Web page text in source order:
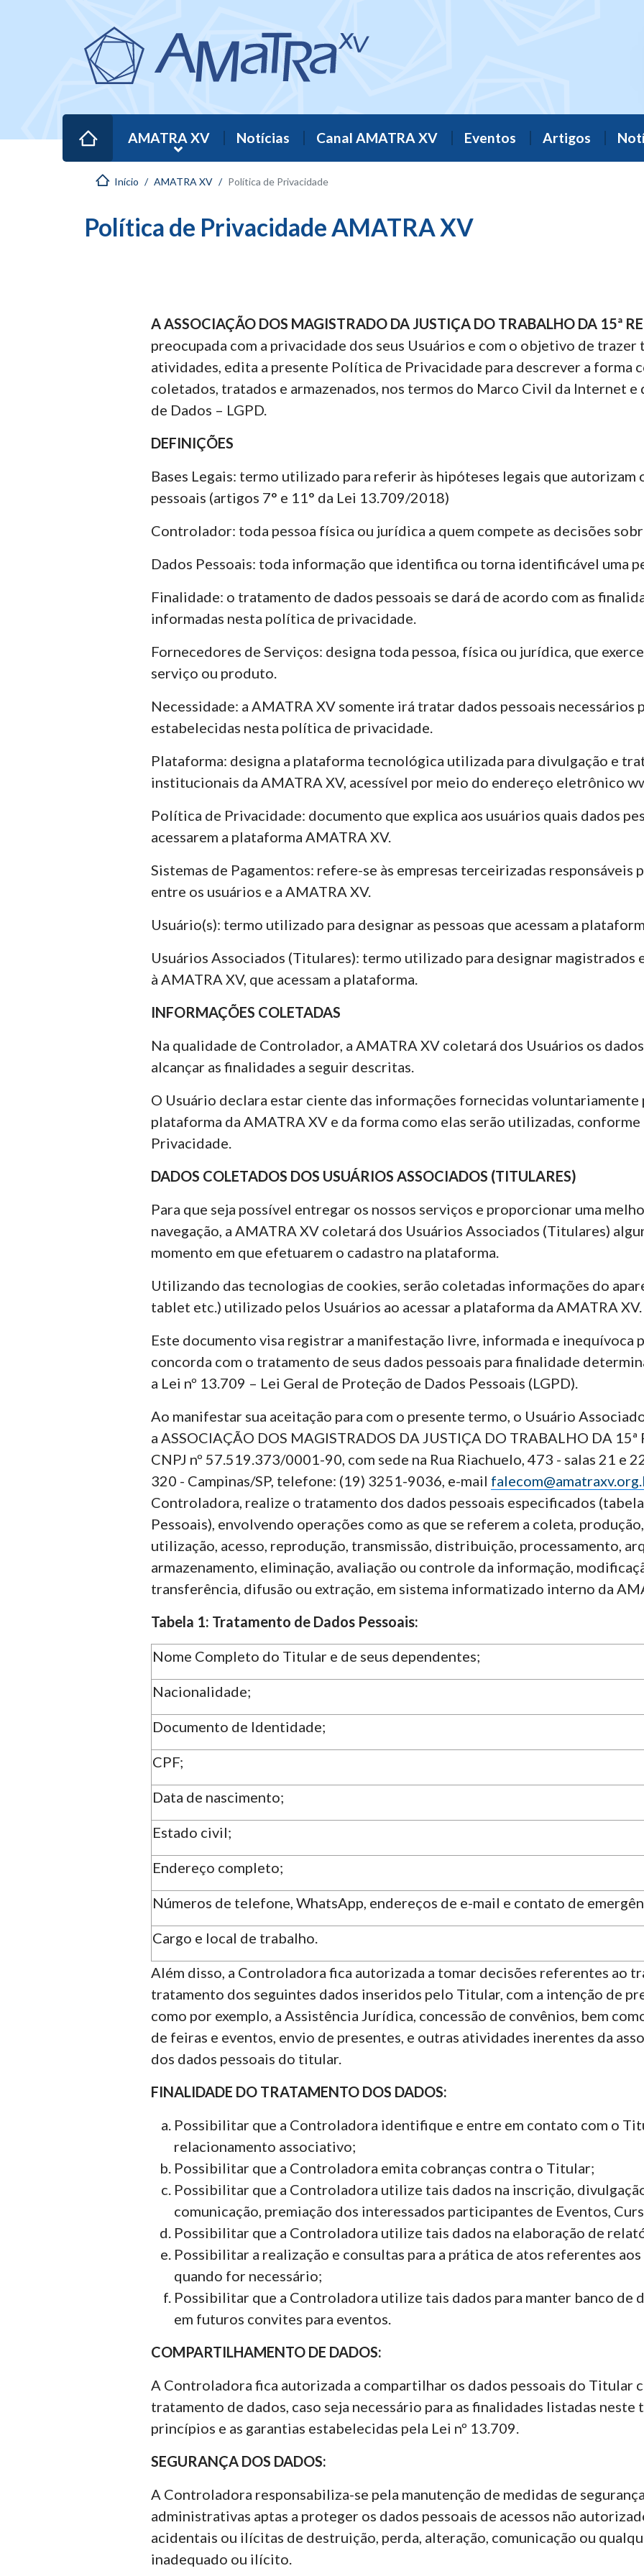
AMATRA XV Notícias Canal AMATRA XV Eventos Artigos
Política de Privacidade AMATRA XV
Início AMATRA XV Política de Privacidade
A ASSOCIAÇÃO DOS MAGISTRADO DA JUSTIÇA DO TRABALHO DA 15ª
preocupada com a privacidade dos seus Usuários e com o objetivo de trazer
atividades, edita a presente Política de Privacidade para descrever a forma
coletados, tratados e armazenados, nos termos do Marco Civil da Internet e
de Dados – LGPD.
DEFINIÇÕES
Bases Legais: termo utilizado para referir às hipóteses legais que autorizam
pessoais (artigos 7° e 11° da Lei 13.709/2018)
Controlador: toda pessoa física ou jurídica a quem compete as decisões
Dados Pessoais: toda informação que identifica ou torna identificável uma
Finalidade: o tratamento de dados pessoais se dará de acordo com as
informadas nesta política de privacidade.
Fornecedores de Serviços: designa toda pessoa, física ou jurídica, que
serviço ou produto.
Necessidade: a AMATRA XV somente irá tratar dados pessoais necessários
estabelecidas nesta política de privacidade.
Plataforma: designa a plataforma tecnológica utilizada para divulgação e
institucionais da AMATRA XV, acessível por meio do endereço eletrônico
Política de Privacidade: documento que explica aos usuários quais dados
acessarem a plataforma AMATRA XV.
Sistemas de Pagamentos: refere-se às empresas terceirizadas responsáveis
entre os usuários e a AMATRA XV.
Usuário(s): termo utilizado para designar as pessoas que acessam a
Usuários Associados (Titulares): termo utilizado para designar magistrados
à AMATRA XV, que acessam a plataforma.
INFORMAÇÕES COLETADAS
Na qualidade de Controlador, a AMATRA XV coletará dos Usuários os
alcançar as finalidades a seguir descritas.
O Usuário declara estar ciente das informações fornecidas voluntariamente
plataforma da AMATRA XV e da forma como elas serão utilizadas,
Privacidade.
DADOS COLETADOS DOS USUÁRIOS ASSOCIADOS (TITULARES)
Para que seja possível entregar os nossos serviços e proporcionar uma
navegação, a AMATRA XV coletará dos Usuários Associados (Titulares)
momento em que efetuarem o cadastro na plataforma.
Utilizando das tecnologias de cookies, serão coletadas informações do
tablet etc.) utilizado pelos Usuários ao acessar a plataforma da AMATRA XV.
Este documento visa registrar a manifestação livre, informada e inequívoca
concorda com o tratamento de seus dados pessoais para finalidade
a Lei nº 13.709 – Lei Geral de Proteção de Dados Pessoais (LGPD).
Ao manifestar sua aceitação para com o presente termo, o Usuário
a ASSOCIAÇÃO DOS MAGISTRADOS DA JUSTIÇA DO TRABALHO DA 15ª
CNPJ nº 57.519.373/0001-90, com sede na Rua Riachuelo, 473 - salas 21 e
320 - Campinas/SP, telefone: (19) 3251-9036, e-mail
Controladora, realize o tratamento dos dados pessoais especificados
Pessoais), envolvendo operações como as que se referem a coleta,
utilização, acesso, reprodução, transmissão, distribuição, processamento,
armazenamento, eliminação, avaliação ou controle da informação,
transferência, difusão ou extração, em sistema informatizado interno da
Tabela 1: Tratamento de Dados Pessoais:
Nome Completo do Titular e de seus dependentes;
Nacionalidade;
Documento de Identidade;
CPF;
Data de nascimento;
Estado civil;
Endereço completo;
Números de telefone, WhatsApp, endereços de e-mail e contato de
Cargo e local de trabalho.
Além disso, a Controladora fica autorizada a tomar decisões referentes ao
tratamento dos seguintes dados inseridos pelo Titular, com a intenção de
como por exemplo, a Assistência Jurídica, concessão de convênios, bem
de feiras e eventos, envio de presentes, e outras atividades inerentes da
dos dados pessoais do titular.
FINALIDADE DO TRATAMENTO DOS DADOS:
Possibilitar que a Controladora identifique e entre em contato com o
relacionamento associativo;
Possibilitar que a Controladora emita cobranças contra o Titular;
Possibilitar que a Controladora utilize tais dados na inscrição,
comunicação, premiação dos interessados participantes de Eventos,
Possibilitar que a Controladora utilize tais dados na elaboração de
Possibilitar a realização e consultas para a prática de atos referentes
quando for necessário;
Possibilitar que a Controladora utilize tais dados para manter banco de
em futuros convites para eventos.
COMPARTILHAMENTO DE DADOS:
A Controladora fica autorizada a compartilhar os dados pessoais do Titular
tratamento de dados, caso seja necessário para as finalidades listadas neste
princípios e as garantias estabelecidas pela Lei nº 13.709.
SEGURANÇA DOS DADOS:
A Controladora responsabiliza-se pela manutenção de medidas de
administrativas aptas a proteger os dados pessoais de acessos não
acidentais ou ilícitas de destruição, perda, alteração, comunicação ou
inadequado ou ilícito.